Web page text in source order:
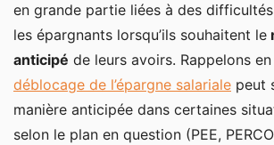
en grande partie liées à des
les épargnants lorsqu’ils souhaitent le
anticipé de leurs avoirs. Rappelons
déblocage de l’épargne salariale peut
manière anticipée dans certaines
selon le plan en question (PEE,